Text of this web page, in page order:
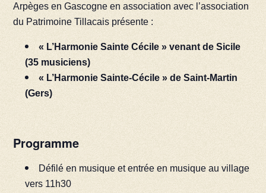
Arpèges en Gascogne en association avec l’association
du Patrimoine Tillacais présente :
« L’Harmonie Sainte Cécile » venant de Sicile
(35 musiciens)
« L’Harmonie Sainte-Cécile » de Saint-Martin
(Gers)
Programme
Défilé en musique et entrée en musique au village
vers 11h30